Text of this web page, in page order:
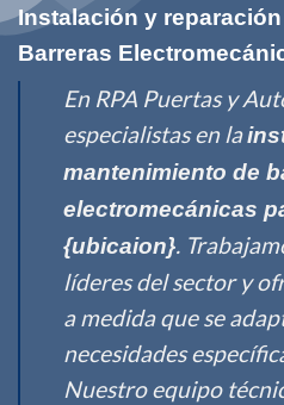
Instalación y
Barreras
En RPA Puertas y
especialistas en la
mantenimiento de
electromecánicas
{ubicaion}.
líderes del sector y
a medida que se
necesidades
Nuestro equipo